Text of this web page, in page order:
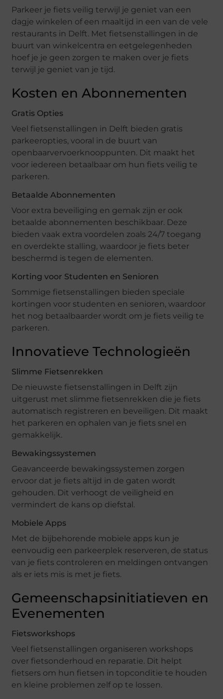
Parkeer je fiets veilig terwijl je geniet van een
dagje winkelen of een maaltijd in een van de vele
restaurants in Delft. Met fietsenstallingen in de
buurt van winkelcentra en eetgelegenheden
hoef je je geen zorgen te maken over je fiets
terwijl je geniet van je tijd.
Kosten en Abonnementen
Gratis Opties
Veel fietsenstallingen in Delft bieden gratis
parkeeropties, vooral in de buurt van
openbaarvervoerknooppunten. Dit maakt het
voor iedereen betaalbaar om hun fiets veilig te
parkeren.
Betaalde Abonnementen
Voor extra beveiliging en gemak zijn er ook
betaalde abonnementen beschikbaar. Deze
bieden vaak extra voordelen zoals 24/7 toegang
en overdekte stalling, waardoor je fiets beter
beschermd is tegen de elementen.
Korting voor Studenten en Senioren
Sommige fietsenstallingen bieden speciale
kortingen voor studenten en senioren, waardoor
het nog betaalbaarder wordt om je fiets veilig te
parkeren.
Innovatieve Technologieën
Slimme Fietsenrekken
De nieuwste fietsenstallingen in Delft zijn
uitgerust met slimme fietsenrekken die je fiets
automatisch registreren en beveiligen. Dit maakt
het parkeren en ophalen van je fiets snel en
gemakkelijk.
Bewakingssystemen
Geavanceerde bewakingssystemen zorgen
ervoor dat je fiets altijd in de gaten wordt
gehouden. Dit verhoogt de veiligheid en
vermindert de kans op diefstal.
Mobiele Apps
Met de bijbehorende mobiele apps kun je
eenvoudig een parkeerplek reserveren, de status
van je fiets controleren en meldingen ontvangen
als er iets mis is met je fiets.
Gemeenschapsinitiatieven en
Evenementen
Fietsworkshops
Veel fietsenstallingen organiseren workshops
over fietsonderhoud en reparatie. Dit helpt
fietsers om hun fietsen in topconditie te houden
en kleine problemen zelf op te lossen.